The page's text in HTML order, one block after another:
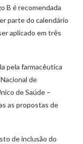
B é recomendada
parte do calendário
aplicado em três
pela farmacêutica
de
de Saúde –
as propostas de
de inclusão do